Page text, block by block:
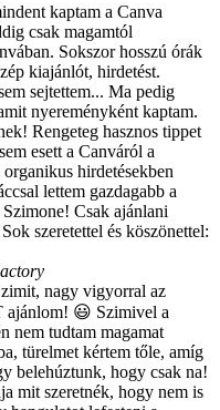
kaptam a Canva
csak magamtól
Sokszor hosszú órák
kiajánlót, hirdetést.
sejtettem... Ma pedig
nyereményként kaptam.
Rengeteg hasznos tippet
esett a Canváról a
hirdetésekben
lettem gazdagabb a
Csak ajánlani
szeretettel és köszönettel:
nagy vigyorral az
😃 Szimivel a
nem tudtam magamat
türelmet kértem tőle, amíg
belehúztunk, hogy csak na!
mit szeretnék, hogy nem is